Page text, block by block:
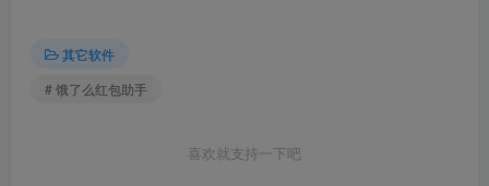
其它软件
# 饿了么红包助手
喜欢就支持一下吧